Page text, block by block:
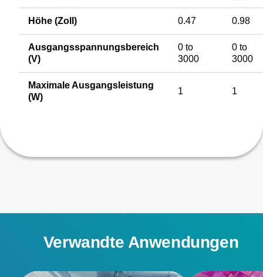
Höhe (Zoll) 0.47 0.98
Ausgangsspannungsbereich
(V)
0 to
3000
0 to
3000
Maximale Ausgangsleistung
(W)
1 1
Verwandte Anwendungen